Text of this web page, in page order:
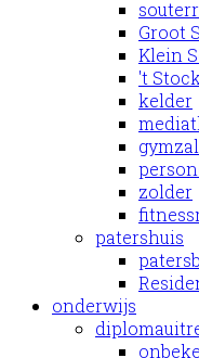
Groot
Klein
't
kelder
zolder
patershuis
onderwijs